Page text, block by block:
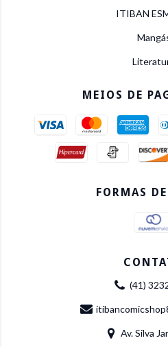
ITIBAN
MEIOS DE
FORMAS
(41)
Av. Silva